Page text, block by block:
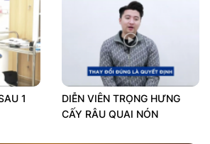
1
DIỄN VIÊN TRỌNG HƯNG
CẤY RÂU QUAI NÓN